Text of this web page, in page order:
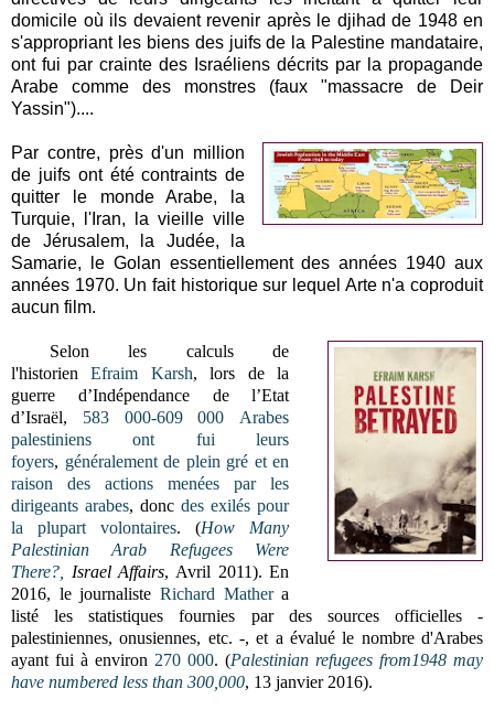
domicile où ils devaient revenir après le djihad de 1948 en
s'appropriant les biens des juifs de la Palestine mandataire,
ont fui par crainte des Israéliens décrits par la propagande
Arabe comme des monstres (faux "massacre de Deir
Yassin")....
Par contre, près d'un million
de juifs ont été contraints de
quitter le monde Arabe, la
Turquie, l'Iran, la vieille ville
de Jérusalem, la Judée, la
Samarie, le Golan essentiellement des années 1940 aux
années 1970. Un fait historique sur lequel Arte n'a coproduit
aucun film.
Selon les calculs de
l'historienEfraim Karsh, lors de la
guerre d’Indépendance de l’Etat
d’Israël, 583 000-609 000 Arabes
palestiniens
ont fui
leurs
foyers, généralement de plein gré et en
raison des actions menées par les
dirigeants arabes, doncdes exilés pour
la plupart volontaires. (How Many
Palestinian Arab Refugees Were
There?,
Israel Affairs, Avril 2011).En
2016, le journaliste Richard Mathera
listé les statistiques fournies par des sources officielles -
palestiniennes, onusiennes, etc. -, et a évalué le nombre d'Arabes
ayant fui à environ 270 000. (Palestinian refugees from1948 may
have numbered less than 300,000, 13 janvier 2016).